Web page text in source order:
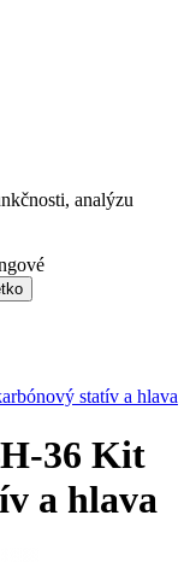
analýzu
statív a hlava
36 Kit
a hlava